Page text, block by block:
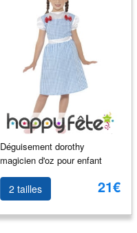
Déguisement dorothy
magicien d'oz pour enfant
2 tailles 21€